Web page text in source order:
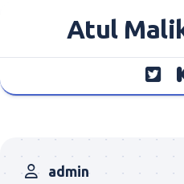
Atul
admin